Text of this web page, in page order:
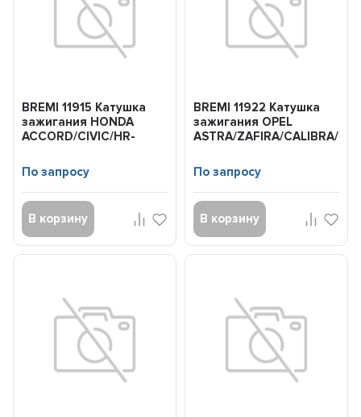
BREMI 11915 Катушка
зажигания HONDA
ACCORD/CIVIC/HR-
V/PRELUDE/INTEGRA
86-
По запросу
В корзину
BREMI 11922 Катушка
зажигания OPEL
ASTRA/ZAFIRA/CALIBRA/
По запросу
В корзину